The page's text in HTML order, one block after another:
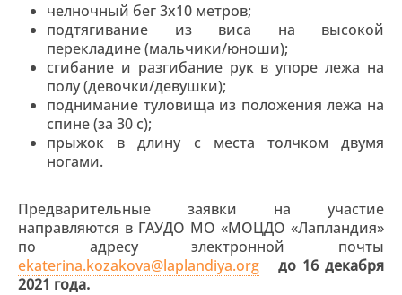
челночный бег 3х10 метров;
подтягивание из виса на высокой
перекладине (мальчики/юноши);
сгибание и разгибание рук в упоре лежа на
полу (девочки/девушки);
поднимание туловища из положения лежа на
спине (за 30 с);
прыжок в длину с места толчком двумя
ногами.
Предварительные заявки на участие
направляются в ГАУДО МО «МОЦДО «Лапландия»
по адресу электронной почты
ekaterina.kozakova@laplandiya.org
до 16 декабря
2021 года.